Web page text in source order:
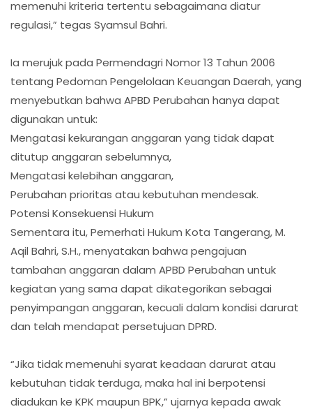
memenuhi kriteria tertentu sebagaimana diatur
regulasi,” tegas Syamsul Bahri.
Ia merujuk pada Permendagri Nomor 13 Tahun 2006
tentang Pedoman Pengelolaan Keuangan Daerah, yang
menyebutkan bahwa APBD Perubahan hanya dapat
digunakan untuk:
Mengatasi kekurangan anggaran yang tidak dapat
ditutup anggaran sebelumnya,
Mengatasi kelebihan anggaran,
Perubahan prioritas atau kebutuhan mendesak.
Potensi Konsekuensi Hukum
Sementara itu, Pemerhati Hukum Kota Tangerang, M.
Aqil Bahri, S.H., menyatakan bahwa pengajuan
tambahan anggaran dalam APBD Perubahan untuk
kegiatan yang sama dapat dikategorikan sebagai
penyimpangan anggaran, kecuali dalam kondisi darurat
dan telah mendapat persetujuan DPRD.
“Jika tidak memenuhi syarat keadaan darurat atau
kebutuhan tidak terduga, maka hal ini berpotensi
diadukan ke KPK maupun BPK,” ujarnya kepada awak